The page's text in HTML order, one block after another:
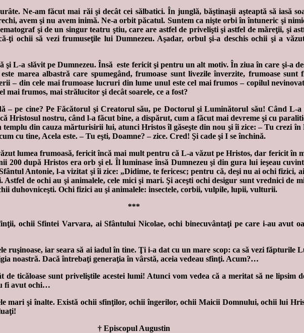
Ne-am făcut mai răi şi decât cei sălbatici. În junglă, băştinaşii aşteaptă să iasă
avem şi nu avem inimă. Ne-a orbit păcatul. Suntem ca nişte orbi în întuneric şi
şi de un singur teatru ştiu, care are astfel de privelişti şi astfel de măreţii, şi
ochii să vezi frumuseţile lui Dumnezeu. Aşadar, orbul şi-a deschis ochii şi a
şi L-a slăvit pe Dumnezeu. Însă este fericit şi pentru un alt motiv. În ziua în care şi-a
marea albastră care spumegând, frumoase sunt livezile înverzite, frumoase
– din cele mai frumoase lucruri din lume unul este cel mai frumos – copilul
mai frumos, mai strălucitor şi decât soarele, ce a fost?
– pe cine? Pe Făcătorul şi Creatorul său, pe Doctorul şi Luminătorul său! Când L-
nostru, când l-a făcut bine, a dispărut, cum a făcut mai devreme şi cu
din cauza mărturisirii lui, atunci Hristos îl găseşte din nou şi îi zice: – Tu crezi în
cu tine, Acela este. – Tu eşti, Doamne? – zice. Cred! Şi cade şi I se închină.
lumea frumoasă, fericit încă mai mult pentru că L-a văzut pe Hristos, dar fericit în
200 după Hristos era orb şi el. Îl luminase însă Dumnezeu şi din gura lui ieşeau
Antonie, l-a vizitat şi îi zice: „Didime, te fericesc; pentru că, deşi nu ai ochi fizici,
de ochi au şi animalele, cele mici şi mari. Şi aceşti ochi desigur sunt vrednici de
duhovniceşti. Ochi fizici au şi animalele: insectele, corbii, vulpile, lupii, vulturii.
***
ochii Sfintei Varvara, ai Sfântului Nicolae, ochi binecuvântaţi pe care i-au avut
ruşinoase, iar seara să ai iadul în tine. Ţi i-a dat cu un mare scop: ca să vezi făpturile
noastră. Dacă întrebaţi generaţia în vârstă, aceia vedeau sfinţi. Acum?…
ticăloase sunt priveliştile acestei lumi! Atunci vom vedea că a meritat să ne lipsim
fi avut ochi…
mari şi înalte. Există ochii sfinţilor, ochii îngerilor, ochii Maicii Domnului, ochii lui
† Episcopul Augustin